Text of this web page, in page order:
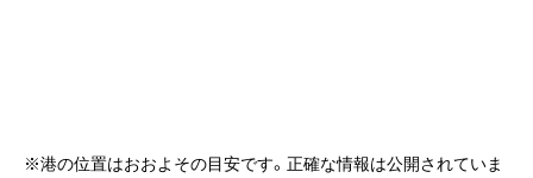
※港の位置はおおよその目安です。正確な情報は公開されていま